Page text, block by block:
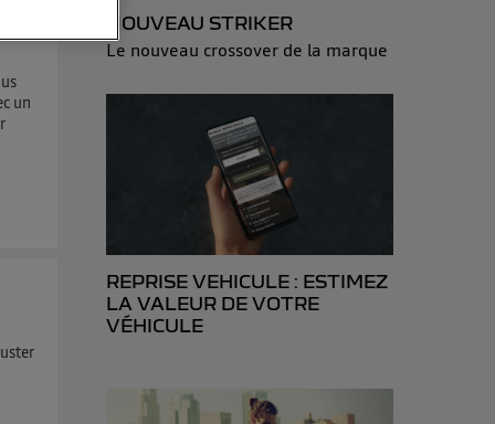
un
NOUVEAU STRIKER
Le nouveau crossover de la marque
REPRISE VEHICULE : ESTIMEZ
LA VALEUR DE VOTRE
VÉHICULE
IP
même